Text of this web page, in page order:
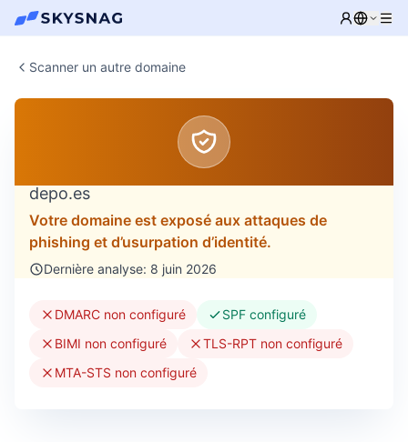
Scanner un autre domaine
depo.es
Votre domaine est exposé aux attaques de
phishing et d’usurpation d’identité.
Dernière analyse: 8 juin 2026
DMARC non configuré
SPF configuré
BIMI non configuré
TLS-RPT non configuré
MTA-STS non configuré